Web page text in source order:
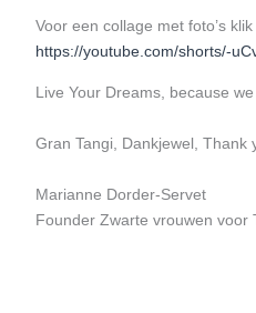
Voor een collage met foto’s
https://youtube.com/shorts/-
Live Your Dreams, because
Gran Tangi, Dankjewel, Thank
Marianne Dorder-Servet
Founder Zwarte vrouwen voor